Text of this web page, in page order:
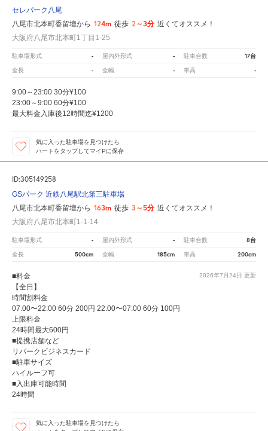
セレパーク八尾
八尾市北本町香留壇から 124m 徒歩 2～3分 近くてオススメ！
大阪府八尾市北本町1丁目1-25
駐車場形式 - 屋内外形式 - 駐車台数 17台
全長 - 全幅 - 車高 -
9:00～23:00 30分¥100
23:00～9:00 60分¥100
最大料金入庫後12時間迄¥1200
気に入った駐車場を見つけたら
ハートをタップしてマイPに保存
ID:305149258
GSパーク 近鉄八尾駅北第三駐車場
八尾市北本町香留壇から 163m 徒歩 3～5分 近くてオススメ！
大阪府八尾市北本町1-1-14
駐車場形式 - 屋内外形式 - 駐車台数 8台
全長 500cm 全幅 185cm 車高 200cm
2026年7月24日 更新
■料金
【全日】
時間割料金
07:00〜22:00 60分 200円 22:00〜07:00 60分 100円
上限料金
24時間最大600円
■提携店舗など
リパークビジネスカード
■駐車サイズ
ハイルーフ可
■入出庫可能時間
24時間
気に入った駐車場を見つけたら